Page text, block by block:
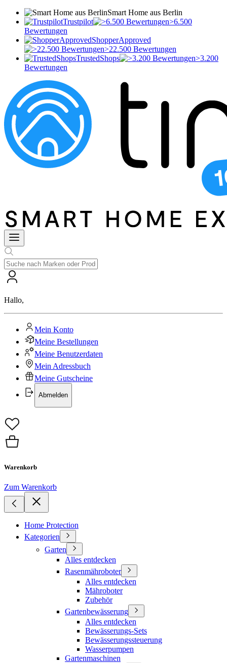
Smart Home aus Berlin
Trustpilot
>6.500
Bewertungen
ShopperApproved
>22.500 Bewertungen
TrustedShops
>3.200
Bewertungen
Hallo,
Mein Konto
Meine Bestellungen
Meine Benutzerdaten
Mein Adressbuch
Meine Gutscheine
Abmelden
Warenkorb
Zum Warenkorb
Home Protection
Kategorien
Garten
Alles entdecken
Rasenmähroboter
Alles entdecken
Mähroboter
Zubehör
Gartenbewässerung
Alles entdecken
Bewässerungs-Sets
Bewässerungssteuerung
Wasserpumpen
Gartenmaschinen